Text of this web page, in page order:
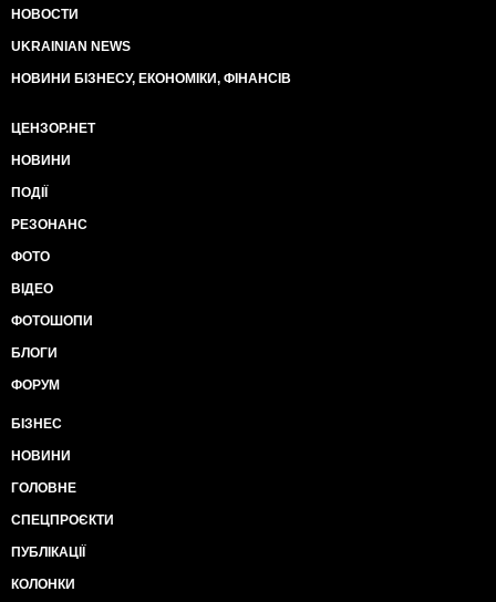
НОВОСТИ
UKRAINIAN NEWS
НОВИНИ БІЗНЕСУ, ЕКОНОМІКИ, ФІНАНСІВ
ЦЕНЗОР.НЕТ
НОВИНИ
ПОДІЇ
РЕЗОНАНС
ФОТО
ВІДЕО
ФОТОШОПИ
БЛОГИ
ФОРУМ
БІЗНЕС
НОВИНИ
ГОЛОВНЕ
СПЕЦПРОЄКТИ
ПУБЛІКАЦІЇ
КОЛОНКИ